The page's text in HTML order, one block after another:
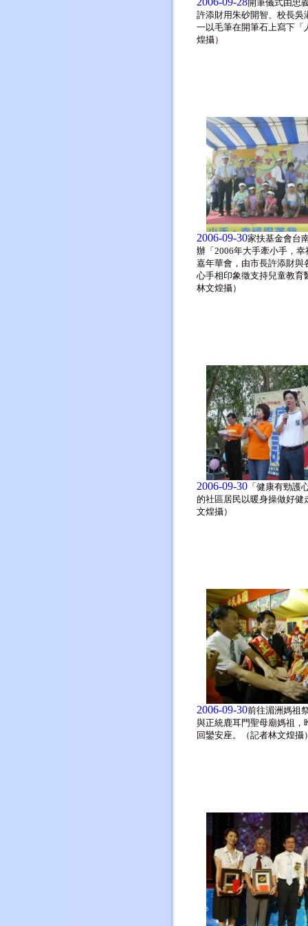
開筆儀式由忠
許添財用朱砂開智、校長吳
一以毛筆在開筆石上寫下「
煌攝）
2006-09-30家扶基金會台
辦「2006年大手牽小手，
嘉年華會，由市長許添財與
心手相印象徵支持兒童教育
林文煌攝）
2006-09-30 「健康有勁護
的社區居民以暖身操做好健
文煌攝）
2006-09-30前往湄洲媽祖
與正統鹿耳門聖母廟媽祖，
回鑾安座。（記者林文煌攝